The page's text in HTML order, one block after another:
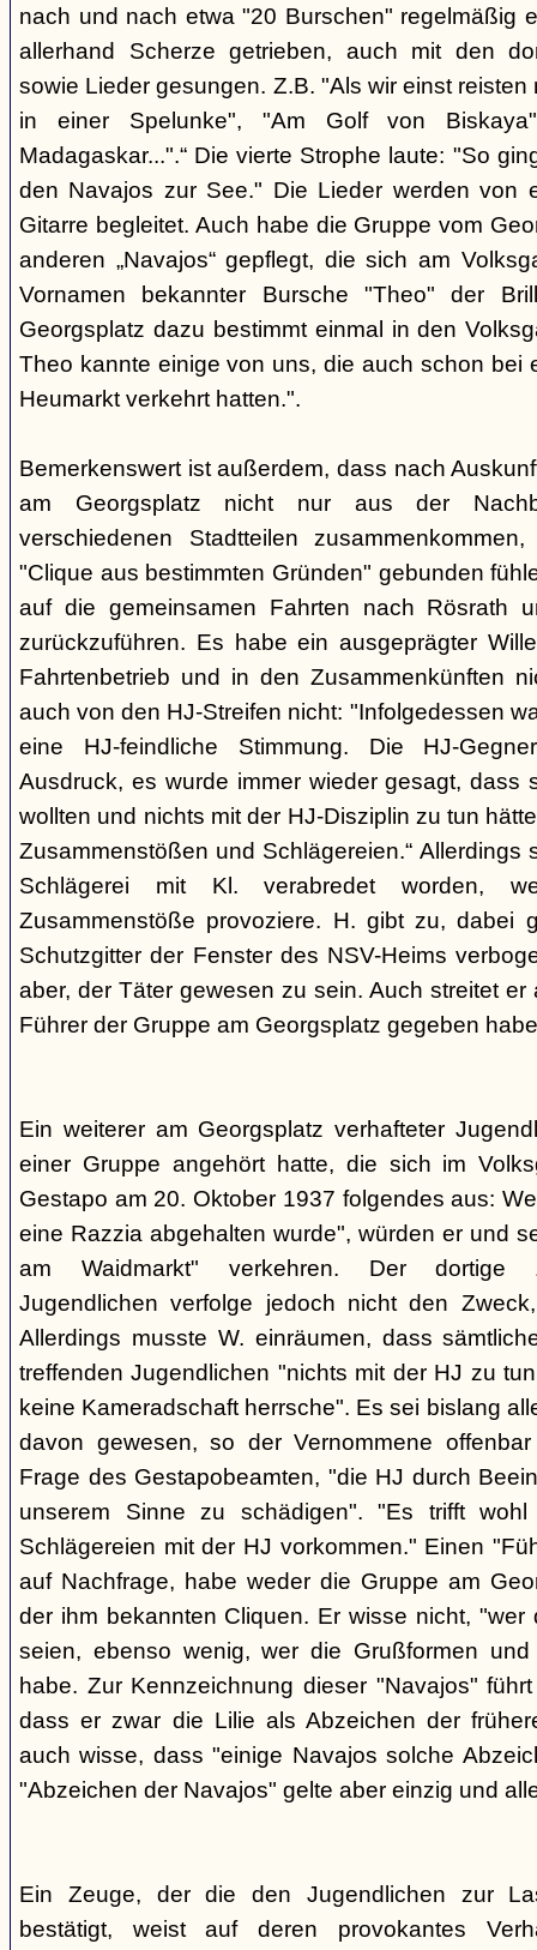
nach und nach etwa "20 Burschen" regelmäßig
allerhand Scherze getrieben, auch mit den
sowie Lieder gesungen. Z.B. "Als wir einst
in einer Spelunke", "Am Golf von
Madagaskar...".“ Die vierte Strophe laute: "So
den Navajos zur See." Die Lieder werden von
Gitarre begleitet. Auch habe die Gruppe vom
anderen „Navajos“ gepflegt, die sich am
Vornamen bekannter Bursche "Theo" der
Georgsplatz dazu bestimmt einmal in den
Theo kannte einige von uns, die auch schon bei
Heumarkt verkehrt hatten.".
Bemerkenswert ist außerdem, dass nach
am Georgsplatz nicht nur aus der
verschiedenen Stadtteilen
"Clique aus bestimmten Gründen" gebunden
auf die gemeinsamen Fahrten nach Rösrath
zurückzuführen. Es habe ein ausgeprägter
Fahrtenbetrieb und in den Zusammenkünften
auch von den HJ-Streifen nicht: "Infolgedessen
eine HJ-feindliche Stimmung. Die HJ-
Ausdruck, es wurde immer wieder gesagt, dass
wollten und nichts mit der HJ-Disziplin zu tun
Zusammenstößen und Schlägereien.“ Allerdings
Schlägerei mit Kl. verabredet worden,
Zusammenstöße provoziere. H. gibt zu, dabei
Schutzgitter der Fenster des NSV-Heims
aber, der Täter gewesen zu sein. Auch streitet
Führer der Gruppe am Georgsplatz gegeben
Ein weiterer am Georgsplatz verhafteter
einer Gruppe angehört hatte, die sich im
Gestapo am 20. Oktober 1937 folgendes aus:
eine Razzia abgehalten wurde", würden er und
am Waidmarkt" verkehren. Der dortige
Jugendlichen verfolge jedoch nicht den
Allerdings musste W. einräumen, dass
treffenden Jugendlichen "nichts mit der HJ zu
keine Kameradschaft herrsche". Es sei bislang
davon gewesen, so der Vernommene
Frage des Gestapobeamten, "die HJ durch
unserem Sinne zu schädigen". "Es trifft
Schlägereien mit der HJ vorkommen." Einen
auf Nachfrage, habe weder die Gruppe am
der ihm bekannten Cliquen. Er wisse nicht, "wer
seien, ebenso wenig, wer die Grußformen
habe. Zur Kennzeichnung dieser "Navajos"
dass er zwar die Lilie als Abzeichen der
auch wisse, dass "einige Navajos solche
"Abzeichen der Navajos" gelte aber einzig und
Ein Zeuge, der die den Jugendlichen zur
bestätigt, weist auf deren provokantes